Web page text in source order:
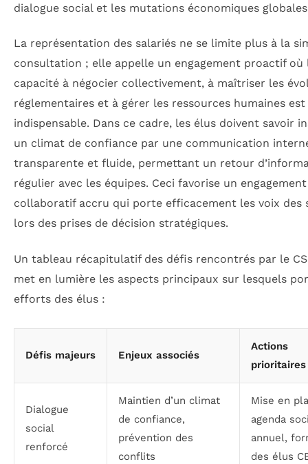
dialogue social et les mutations économiques
La représentation des salariés ne se limite plus à la
consultation ; elle appelle un engagement proactif où
capacité à négocier collectivement, à maîtriser les
réglementaires et à gérer les ressources humaines est
indispensable. Dans ce cadre, les élus doivent savoir
un climat de confiance par une communication
transparente et fluide, permettant un retour
régulier avec les équipes. Ceci favorise un engagement
collaboratif accru qui porte efficacement les voix des
lors des prises de décision stratégiques.
Un tableau récapitulatif des défis rencontrés par le
met en lumière les aspects principaux sur lesquels
efforts des élus :
Défis majeurs Enjeux associés
Actions
prioritaires
Dialogue
social
renforcé
Maintien d’un climat
de confiance,
prévention des
conflits
Mise en
agenda
annuel,
des élus